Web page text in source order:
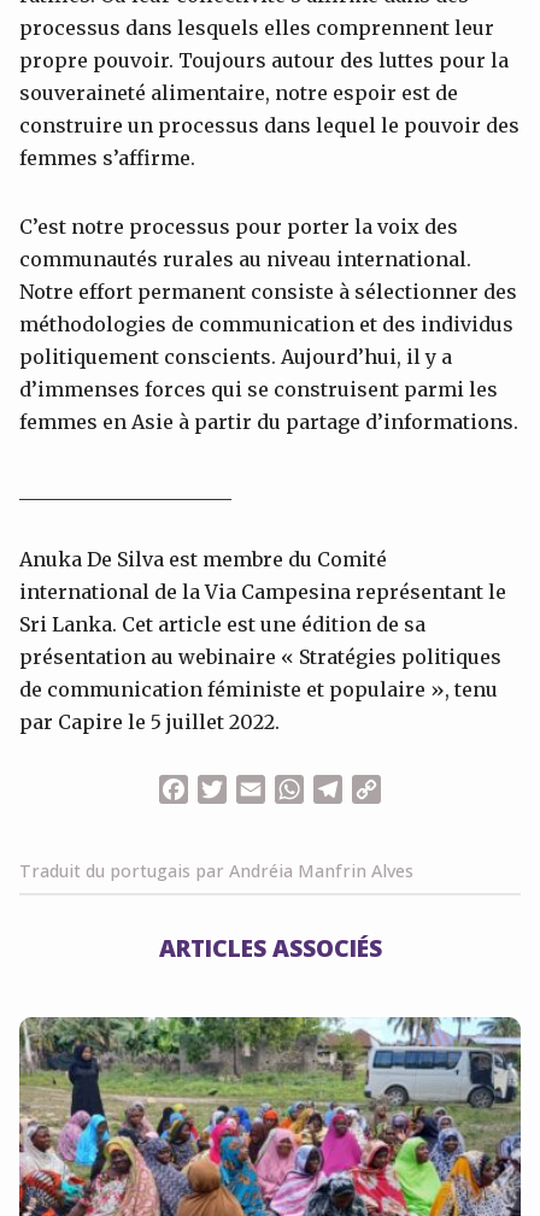
processus dans lesquels elles comprennent leur
propre pouvoir. Toujours autour des luttes pour la
souveraineté alimentaire, notre espoir est de
construire un processus dans lequel le pouvoir des
femmes s’affirme.
C’est notre processus pour porter la voix des
communautés rurales au niveau international.
Notre effort permanent consiste à sélectionner des
méthodologies de communication et des individus
politiquement conscients. Aujourd’hui, il y a
d’immenses forces qui se construisent parmi les
femmes en Asie à partir du partage d’informations.
Anuka De Silva est membre du Comité
international de la Via Campesina représentant le
Sri Lanka. Cet article est une édition de sa
présentation au webinaire « Stratégies politiques
de communication féministe et populaire », tenu
par Capire le 5 juillet 2022.
FacebookTwitterEmailWhatsApp
Telegram
Traduit du portugais par Andréia Manfrin Alves
ARTICLES ASSOCIÉS